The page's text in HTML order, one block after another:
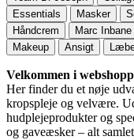
Essentials
Masker
Håndcrem
Marc Inbane
Makeup
Ansigt
Velkommen i
Her finder du et nøje
kropspleje og velvære.
hudplejeprodukter og
og gaveæsker – alt